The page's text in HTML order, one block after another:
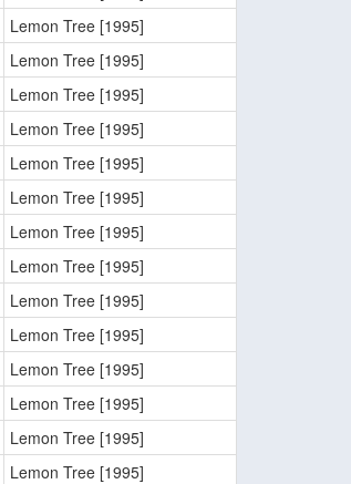
Lemon Tree [1995]
Lemon Tree [1995]
Lemon Tree [1995]
Lemon Tree [1995]
Lemon Tree [1995]
Lemon Tree [1995]
Lemon Tree [1995]
Lemon Tree [1995]
Lemon Tree [1995]
Lemon Tree [1995]
Lemon Tree [1995]
Lemon Tree [1995]
Lemon Tree [1995]
Lemon Tree [1995]